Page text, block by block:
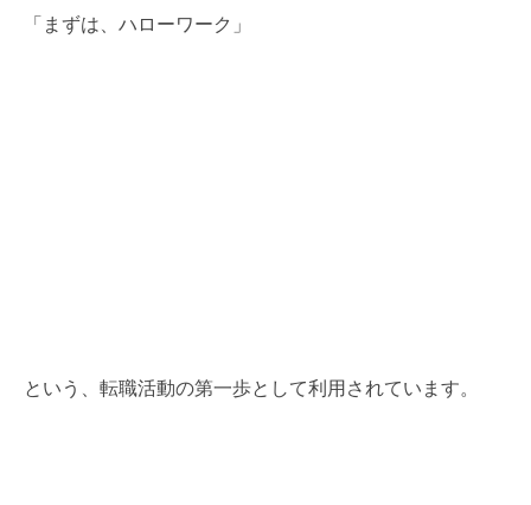
「まずは、ハローワーク」
という、転職活動の第一歩として利用されています。